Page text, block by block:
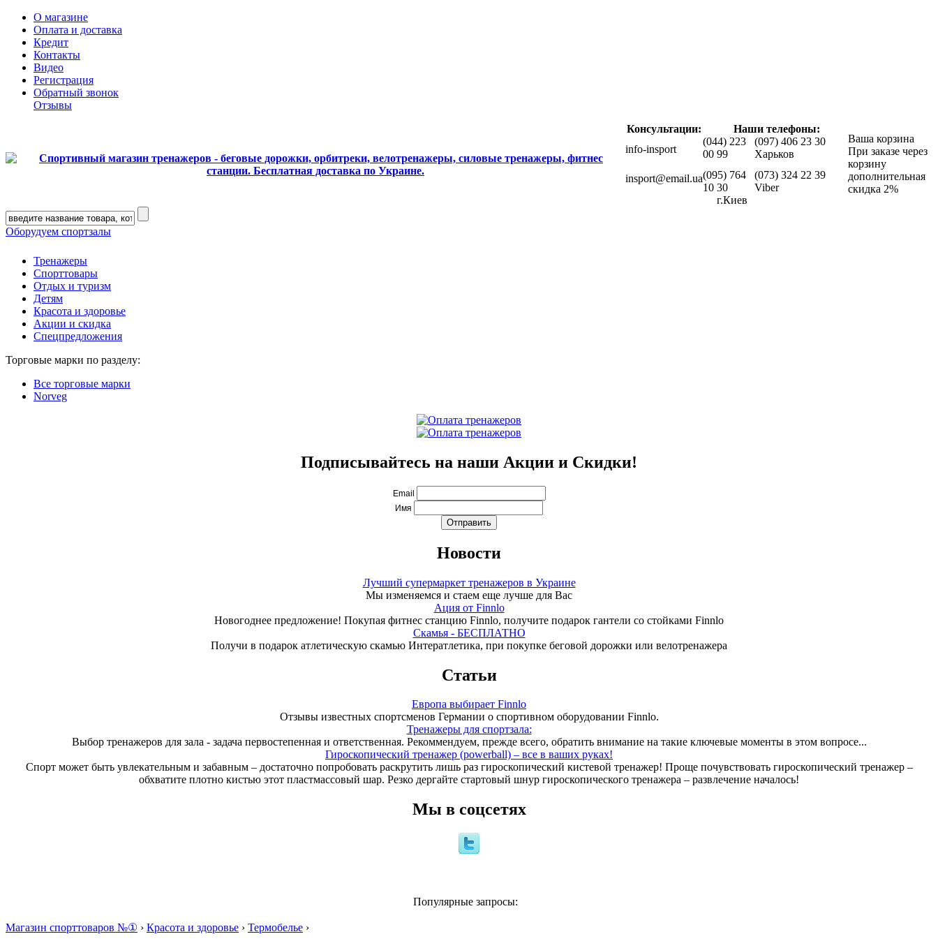
О магазине
Оплата и доставка
Кредит
Контакты
Видео
Регистрация
Обратный звонок
Отзывы
Консультации:
Наши телефоны:
Ваша корзина
При заказе через
корзину
дополнительная
скидка 2%
info-insport
(044) 223
00 99
(097) 406 23 30
Харьков
insport@email.ua(095) 764
10 30
(073) 324 22 39
Viber
г.Киев
Оборудуем спортзалы
Тренажеры
Спорттовары
Отдых и туризм
Детям
Красота и здоровье
Акции и скидка
Спецпредложения
Торговые марки по разделу:
Все торговые марки
Norveg
Подписывайтесь на наши Акции и Скидки!
Email
Имя
Новости
Лучший супермаркет тренажеров в Украине
Мы изменяемся и стаем еще лучше для Вас
Ация от Finnlo
Новогоднее предложение! Покупая фитнес станцию Finnlo, получите подарок гантели со стойками Finnlo
Скамья - БЕСПЛАТНО
Получи в подарок атлетическую скамью Интератлетика, при покупке беговой дорожки или велотренажера
Статьи
Европа выбирает Finnlo
Отзывы известных спортсменов Германии о спортивном оборудовании Finnlo.
Тренажеры для спортзала:
Выбор тренажеров для зала - задача первостепенная и ответственная. Рекоммендуем, прежде всего, обратить внимание на такие ключевые моменты в этом вопросе...
Гироскопический тренажер (powerball) – все в ваших руках!
Спорт может быть увлекательным и забавным – достаточно попробовать раскрутить лишь раз гироскопический кистевой тренажер! Проще почувствовать гироскопический тренажер –
обхватите плотно кистью этот пластмассовый шар. Резко дергайте стартовый шнур гироскопического тренажера – развлечение началось!
Мы в соцсетях
Популярные запросы:
Магазин спорттоваров №① › Красота и здоровье › Термобелье ›